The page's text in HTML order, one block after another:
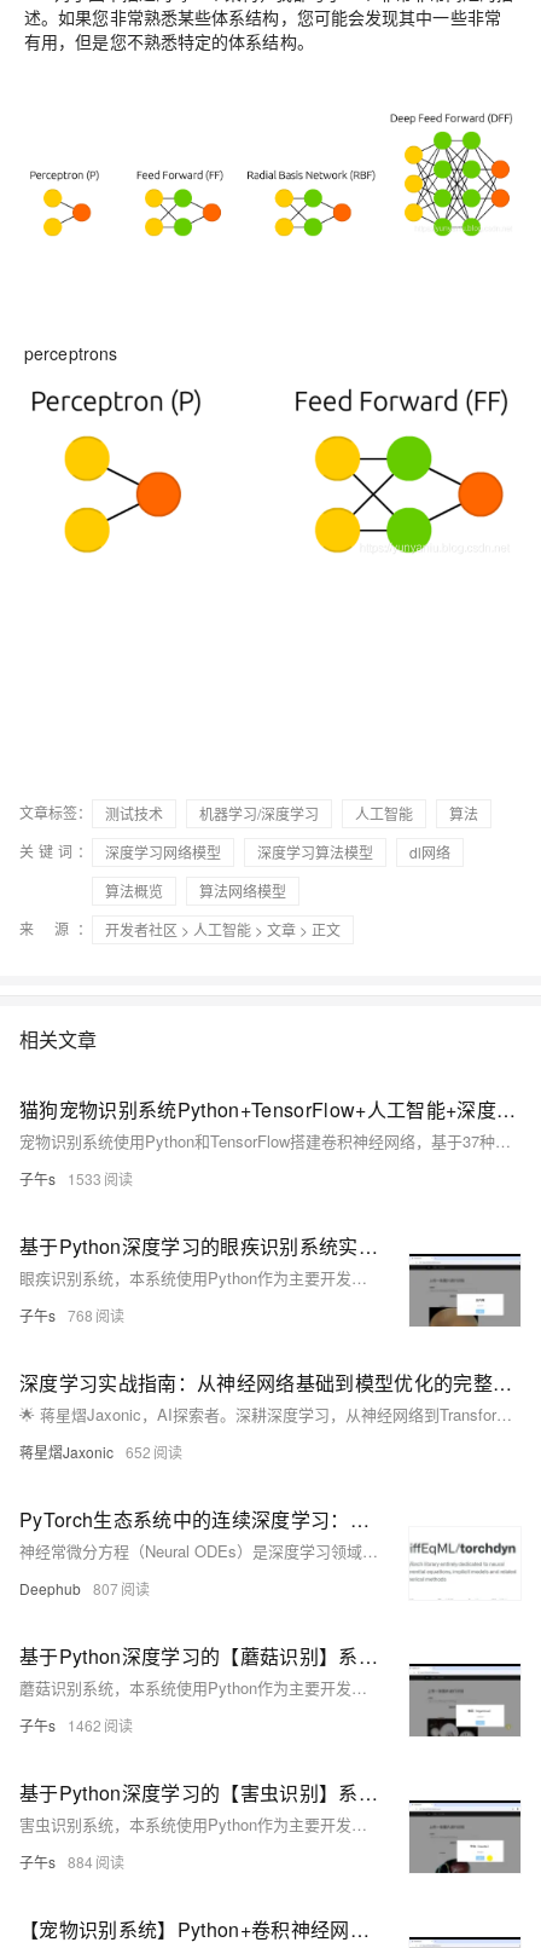
述。如果您非常熟悉某些体系结构，您可能会发现其中一些非常
有用，但是您不熟悉特定的体系结构。
perceptrons
文章标签： 测试技术 机器学习/深度学习 人工智能
算法
关键词：
深度学习网络模型 深度学习算法模型
dl网络
算法概览
算法网络模型
来 源：
开发者社区 > 人工智能 > 文章 > 正文
相关文章
猫狗宠物识别系统Python+TensorFlow+人工智能+深度学习+卷积网络算法
宠物识别系统使用Python和TensorFlow搭建卷积神经网络，基于37种常见猫狗数据集训练高精度模型，并保存为h5格式。通过Django框架搭建Web平台，用户上传宠物图片即可识别其名称，提供便捷的宠物识别服务。
子午s 1533
基于Python深度学习的眼疾识别系统实现~人工智能+卷积网络算法
眼疾识别系统，本系统使用Python作为主要开发语言，基于TensorFlow搭建卷积神经网络算法，并收集了4种常见的眼疾图像数据集（白内障、糖尿病性视网膜病变、青光眼和正常眼睛） 再使用通过搭建的算法模型对数据集进行训练得到一个识别精度较高的模型，然后保存为为本地h5格式文件。最后使用Django框架搭建了一个Web网页平台可视化操作界面，实现用户上传一张眼疾图片识别其名称。
子午s 768
深度学习实战指南：从神经网络基础到模型优化的完整攻略
🌟 蒋星熠Jaxonic，AI探索者。深耕深度学习，从神经网络到Transformer，用代码践行智能革命。分享实战经验，助你构建CV、NLP模型，共赴二进制星辰大海。
蒋星熠Jaxonic 652
PyTorch生态系统中的连续深度学习：使用Torchdyn实现连续时间神经网络
神经常微分方程（Neural ODEs）是深度学习领域的创新模型，将神经网络的离散变换扩展为连续时间动力系统。本文基于Torchdyn库介绍Neural ODE的实现与训练方法，涵盖数据集构建、模型构建、基于PyTorch Lightning的训练及实验结果可视化等内容。Torchdyn支持多种数值求解算法和高级特性，适用于生成模型、时间序列分析等领域。
Deephub 807
基于Python深度学习的【蘑菇识别】系统~卷积神经网络+TensorFlow+图像识别+人工智能
蘑菇识别系统，本系统使用Python作为主要开发语言，基于TensorFlow搭建卷积神经网络算法，并收集了9种常见的蘑菇种类数据集【"香菇（Agaricus）", "毒鹅膏菌（Amanita）", "牛肝菌（Boletus）", "网状菌（Cortinarius）", "毒镰孢（Entoloma）", "湿孢菌（Hygrocybe）", "乳菇（Lactarius）", "红菇（Russula）", "松茸（Suillus）"】 再使用通过搭建的算法模型对数据集进行训练得到一个识别精度较高的模型，然后保存为为本地h5格式文件。最后使用Django框架搭建了一个Web网页平台可视化操作界面，
子午s 1462
基于Python深度学习的【害虫识别】系统~卷积神经网络+TensorFlow+图像识别+人工智能
害虫识别系统，本系统使用Python作为主要开发语言，基于TensorFlow搭建卷积神经网络算法，并收集了12种常见的害虫种类数据集【"蚂蚁（ants）", "蜜蜂（bees）", "甲虫（beetle）", "毛虫（catterpillar）", "蚯蚓（earthworms）", "蜚蠊（earwig）", "蚱蜢（grasshopper）", "飞蛾（moth）", "鼻涕虫（slug）", "蜗牛（snail）", "黄蜂（wasp）", "象鼻虫（weevil）"】 再使用通过搭建的算法模型对数据集进行训练得到一个识别精度较高的模型，然后保存为为本地h5格式文件。最后使用Djan
子午s 884
【宠物识别系统】Python+卷积神经网络算法+深度学习+人工智能+TensorFlow+图像识别